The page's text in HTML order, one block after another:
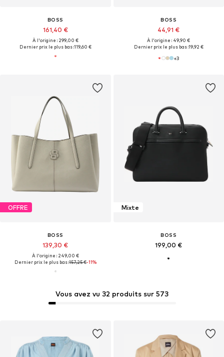
BOSS
161,40 €
À l'origine : 299,00 €
Dernier prix le plus bas :119,60 €
BOSS
44,91 €
À l'origine : 49,90 €
Dernier prix le plus bas :19,92 €
+3
OFFRE
BOSS
139,30 €
À l'origine : 249,00 €
Dernier prix le plus bas :157,25 €-11%
Mixte
BOSS
199,00 €
Vous avez vu 32 produits sur 573